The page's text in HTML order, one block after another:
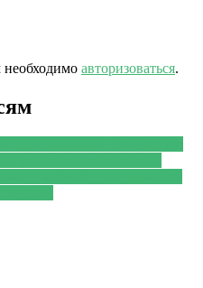
необходимо авторизоваться.